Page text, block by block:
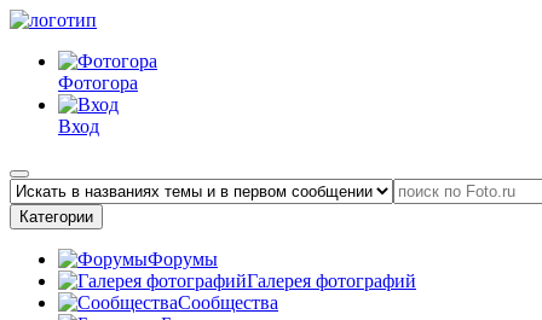
Фотогора
Вход
Категории
Форумы
Галерея фотографий
Сообщества